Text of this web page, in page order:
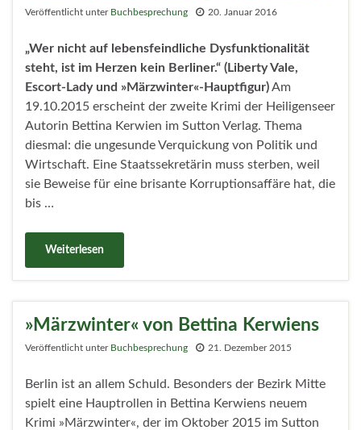
Veröffentlicht unter Buchbesprechung 20. Januar 2016
„Wer nicht auf lebensfeindliche Dysfunktionalität
steht, ist im Herzen kein Berliner.“ (Liberty Vale,
Escort-Lady und »Märzwinter«-Hauptfigur)Am
19.10.2015 erscheint der zweite Krimi der Heiligenseer
Autorin Bettina Kerwien im Sutton Verlag. Thema
diesmal: die ungesunde Verquickung von Politik und
Wirtschaft. Eine Staatssekretärin muss sterben, weil
sie Beweise für eine brisante Korruptionsaffäre hat, die
bis …
Weiterlesen
»Märzwinter« von Bettina Kerwiens
Veröffentlicht unter Buchbesprechung 21. Dezember 2015
Berlin ist an allem Schuld. Besonders der Bezirk Mitte
spielt eine Hauptrollen in Bettina Kerwiens neuem
Krimi »Märzwinter«, der im Oktober 2015 im Sutton